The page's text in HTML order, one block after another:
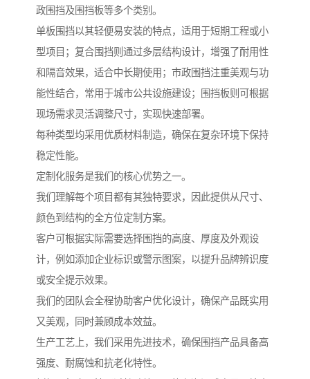
政围挡及围挡板等多个类别。
单板围挡以其轻便易安装的特点，适用于短期工程或小
型项目；复合围挡则通过多层结构设计，增强了耐用性
和隔音效果，适合中长期使用；市政围挡注重美观与功
能性结合，常用于城市公共设施建设；围挡板则可根据
现场需求灵活调整尺寸，实现快速部署。
每种类型均采用优质材料制造，确保在复杂环境下保持
稳定性能。
定制化服务是我们的核心优势之一。
我们理解每个项目都有其独特要求，因此提供从尺寸、
颜色到结构的全方位定制方案。
客户可根据实际需要选择围挡的高度、厚度及外观设
计，例如添加企业标识或警示图案，以提升品牌辨识度
或安全提示效果。
我们的团队会全程协助客户优化设计，确保产品既实用
又美观，同时兼顾成本效益。
生产工艺上，我们采用先进技术，确保围挡产品具备高
强度、耐腐蚀和抗老化特性。